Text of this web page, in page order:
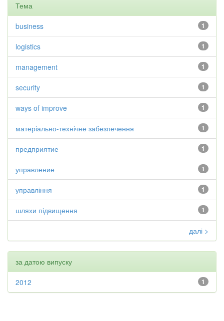
Тема
1
business
1
logistics
1
management
1
security
1
ways of improve
1
матеріально-технічне забезпечення
1
предприятие
1
управление
1
управління
1
шляхи підвищення
далі >
за датою випуску
1
2012